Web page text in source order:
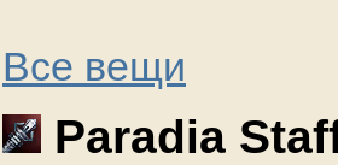
Все вещи
Paradia